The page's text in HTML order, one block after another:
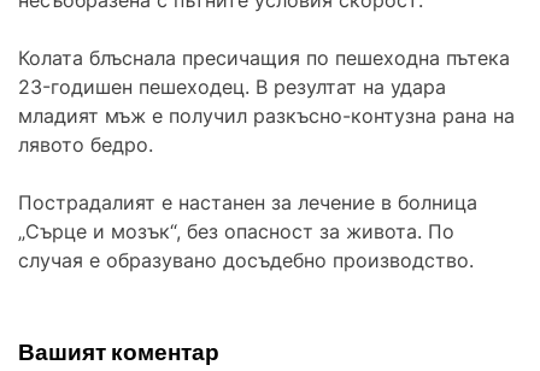
Колата блъснала пресичащия по пешеходна пътека
23-годишен пешеходец. В резултат на удара
младият мъж е получил разкъсно-контузна рана на
лявото бедро.
Пострадалият е настанен за лечение в болница
„Сърце и мозък“, без опасност за живота. По
случая е образувано досъдебно производство.
Вашият коментар